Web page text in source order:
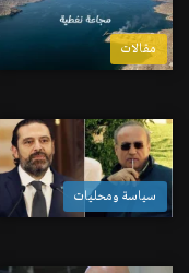
مقالات
سياسة ومحليات